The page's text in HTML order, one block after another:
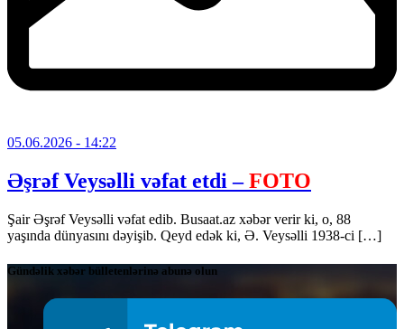
05.06.2026 - 14:22
Əşrəf Veysəlli vəfat etdi –FOTO
Şair Əşrəf Veysəlli vəfat edib. Busaat.az xəbər verir ki, o, 88
yaşında dünyasını dəyişib. Qeyd edək ki, Ə. Veysəlli 1938-ci […]
Gündəlik xəbər bülletenlərinə abunə olun